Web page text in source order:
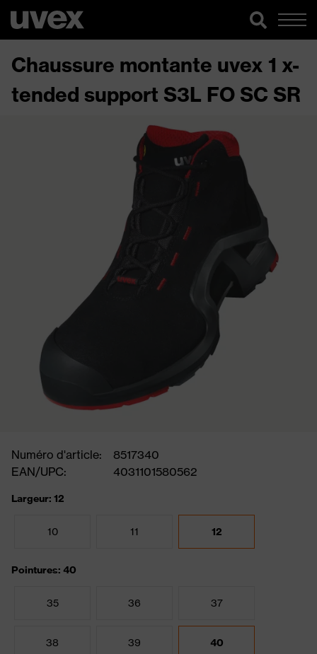
Chaussure montante uvex 1 x-
tended support S3L FO SC SR
Numéro d'article:
8517340
EAN/UPC:
4031101580562
Largeur: 12
10 11 12
Pointures: 40
35 36 37
38 39 40